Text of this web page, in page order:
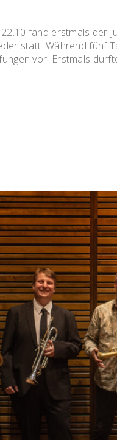
fand erstmals der
statt. Während fünf
vor. Erstmals